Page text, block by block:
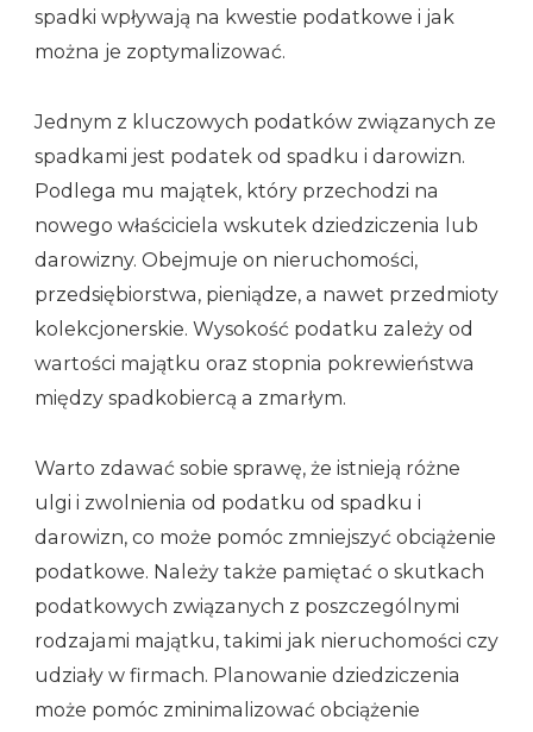
spadki wpływają na kwestie podatkowe i jak
można je zoptymalizować.
Jednym z kluczowych podatków związanych ze
spadkami jest podatek od spadku i darowizn.
Podlega mu majątek, który przechodzi na
nowego właściciela wskutek dziedziczenia lub
darowizny. Obejmuje on nieruchomości,
przedsiębiorstwa, pieniądze, a nawet przedmioty
kolekcjonerskie. Wysokość podatku zależy od
wartości majątku oraz stopnia pokrewieństwa
między spadkobiercą a zmarłym.
Warto zdawać sobie sprawę, że istnieją różne
ulgi i zwolnienia od podatku od spadku i
darowizn, co może pomóc zmniejszyć obciążenie
podatkowe. Należy także pamiętać o skutkach
podatkowych związanych z poszczególnymi
rodzajami majątku, takimi jak nieruchomości czy
udziały w firmach. Planowanie dziedziczenia
może pomóc zminimalizować obciążenie